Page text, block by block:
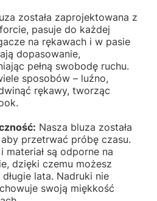
została zaprojektowana z
pasuje do każdej
na rękawach i w pasie
dopasowanie,
pełną swobodę ruchu.
sposobów – luźno,
rękawy, tworząc
Nasza bluza została
przetrwać próbę czasu.
materiał są odporne na
dzięki czemu możesz
lata. Nadruki nie
swoją miękkość